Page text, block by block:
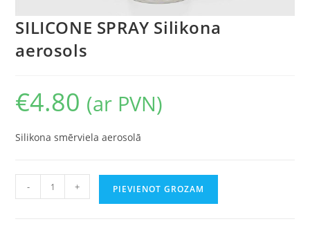
SILICONE SPRAY Silikona
aerosols
€4.80 (ar PVN)
Silikona smērviela aerosolā
- + PIEVIENOT GROZAM